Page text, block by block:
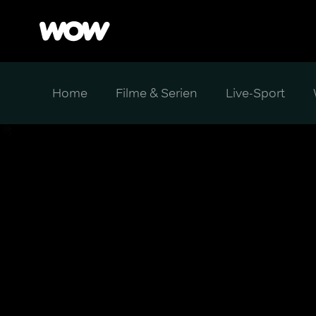
Home Filme & Serien Live-Sport